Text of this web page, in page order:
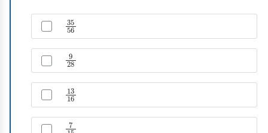
z
a
c
35
56
928
13
16
715